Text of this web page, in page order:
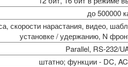
до 500000
скорости нарастания, видео,
установке / удержанию, N
Parallel, RS-232/
штатно; функции - DC,